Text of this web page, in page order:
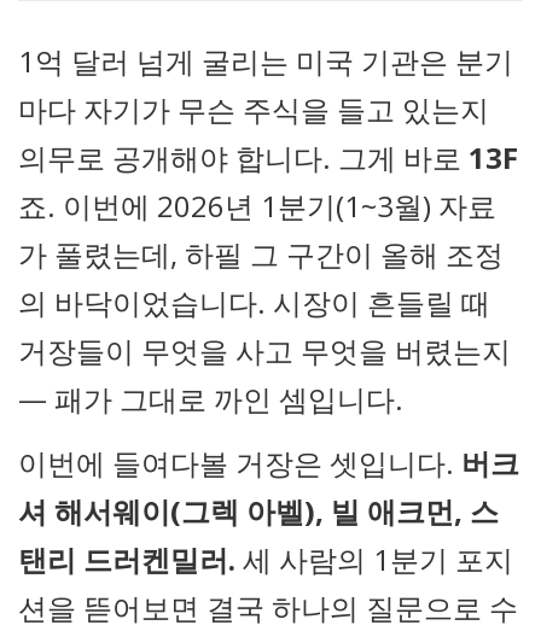
1억 달러 넘게 굴리는 미국 기관은 분기
마다 자기가 무슨 주식을 들고 있는지
의무로 공개해야 합니다. 그게 바로 13F
죠. 이번에 2026년 1분기(1~3월) 자료
가 풀렸는데, 하필 그 구간이 올해 조정
의 바닥이었습니다. 시장이 흔들릴 때
거장들이 무엇을 사고 무엇을 버렸는지
— 패가 그대로 까인 셈입니다.
이번에 들여다볼 거장은 셋입니다. 버크
셔 해서웨이(그렉 아벨), 빌 애크먼, 스
탠리 드러켄밀러. 세 사람의 1분기 포지
션을 뜯어보면 결국 하나의 질문으로 수